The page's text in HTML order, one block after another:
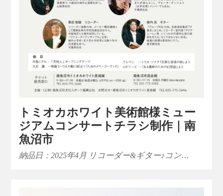
トミオカホワイト美術館様ミュー
ジアムコンサートチラシ制作｜南
魚沼市
納品日：2025年4月 リコーダー&ギター♪コン…